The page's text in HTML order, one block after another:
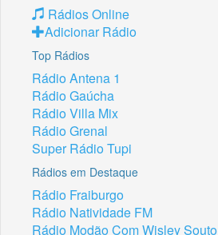
Rádios Online
Adicionar Rádio
Top Rádios
Rádio Antena 1
Rádio Gaúcha
Rádio Villa Mix
Rádio Grenal
Super Rádio Tupi
Rádios em Destaque
Rádio Fraiburgo
Rádio Natividade FM
Rádio Modão Com Wisley Souto